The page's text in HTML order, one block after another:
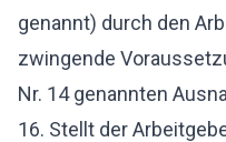
genannt) durch den
zwingende
Nr. 14 genannten
16. Stellt der